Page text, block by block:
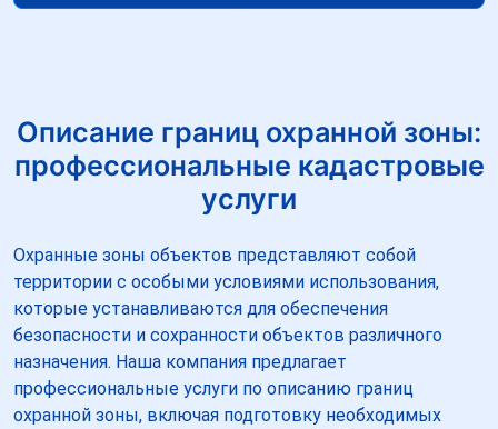
Описание границ охранной зоны:
профессиональные кадастровые
услуги
Охранные зоны объектов представляют собой
территории с особыми условиями использования,
которые устанавливаются для обеспечения
безопасности и сохранности объектов различного
назначения. Наша компания предлагает
профессиональные услуги по описанию границ
охранной зоны, включая подготовку необходимых